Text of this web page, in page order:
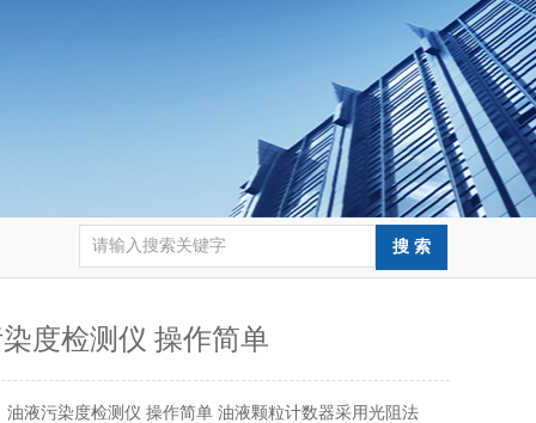
度检测仪 操作简单
油液污染度检测仪 操作简单 油液颗粒计数器采用光阻法